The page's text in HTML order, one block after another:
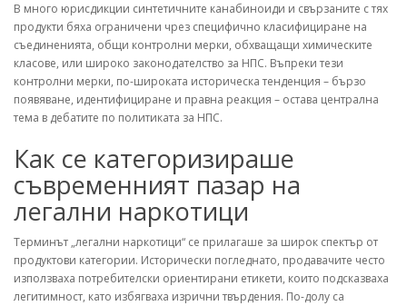
В много юрисдикции синтетичните канабиноиди и свързаните с тях
продукти бяха ограничени чрез специфично класифициране на
съединенията, общи контролни мерки, обхващащи химическите
класове, или широко законодателство за НПС. Въпреки тези
контролни мерки, по-широката историческа тенденция – бързо
появяване, идентифициране и правна реакция – остава централна
тема в дебатите по политиката за НПС.
Как се категоризираше
съвременният пазар на
легални наркотици
Терминът „легални наркотици“ се прилагаше за широк спектър от
продуктови категории. Исторически погледнато, продавачите често
използваха потребителски ориентирани етикети, които подсказваха
легитимност, като избягваха изрични твърдения. По-долу са